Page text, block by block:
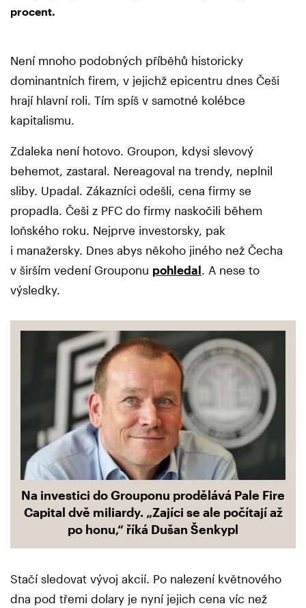
procent.
Není mnoho podobných příběhů historicky
dominantních firem, v jejichž epicentru dnes Češi
hrají hlavní roli. Tím spíš v samotné kolébce
kapitalismu.
Zdaleka není hotovo. Groupon, kdysi slevový
behemot, zastaral. Nereagoval na trendy, neplnil
sliby. Upadal. Zákazníci odešli, cena firmy se
propadla. Češi z PFC do firmy naskočili během
loňského roku. Nejprve investorsky, pak
i manažersky. Dnes abys někoho jiného než Čecha
v širším vedení Grouponu pohledal. A nese to
výsledky.
Na investici do Grouponu prodělává Pale Fire
Capital dvě miliardy. „Zajíci se ale počítají až
po honu,“ říká Dušan Šenkypl
Stačí sledovat vývoj akcií. Po nalezení květnového
dna pod třemi dolary je nyní jejich cena víc než